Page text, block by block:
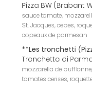
Pizza BW (Brabant
sauce tomate,
St. Jacques, cepes,
copeaux de parmesan
**Les tronchetti
Tronchetto di
mozzarella de
tomates cerises,